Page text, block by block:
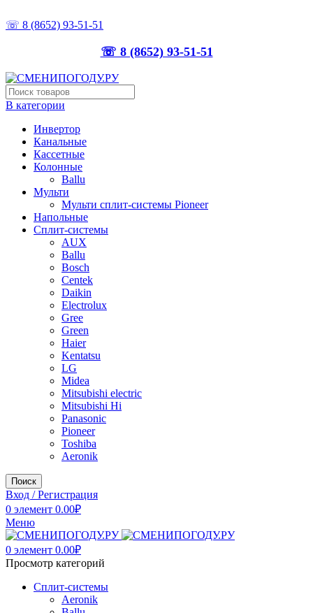
☏ 8 (8652) 93-51-51
☏ 8 (8652) 93-51-51
В категории
Инвертор
Канальные
Кассетные
Колонные
Ballu
Мульти
Мульти сплит-системы Pioneer
Напольные
Сплит-системы
AUX
Ballu
Bosch
Centek
Daikin
Electrolux
Gree
Green
Haier
Kentatsu
LG
Midea
Mitsubishi electric
Mitsubishi Hi
Panasonic
Pioneer
Toshiba
Аeronik
Поиск
Вход / Регистрация
0 элемент 0.00₽
Меню
0 элемент 0.00₽
Просмотр категорий
Сплит-системы
Аeronik